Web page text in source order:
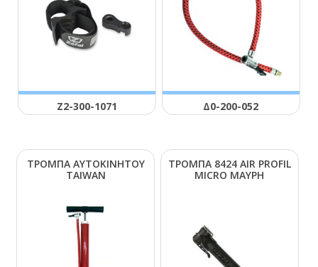
Ζ2-300-1071 Δ0-200-052
ΤΡΟΜΠΑ ΑΥΤΟΚΙΝΗΤΟΥ
ΤΑΙWΑΝ
ΤΡΟΜΠΑ 8424 ΑΙR ΡRΟFΙL
ΜΙCRΟ ΜΑΥΡΗ